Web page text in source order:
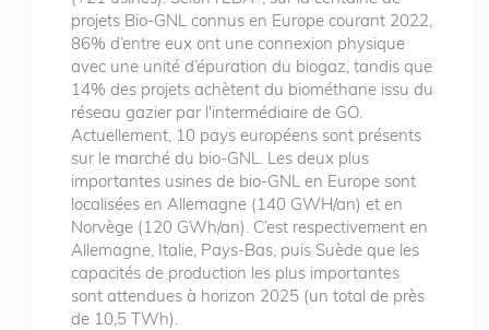
projets Bio-GNL connus en Europe courant 2022,
86% d’entre eux ont une connexion physique
avec une unité d’épuration du biogaz, tandis que
14% des projets achètent du biométhane issu du
réseau gazier par l'intermédiaire de GO.
Actuellement, 10 pays européens sont présents
sur le marché du bio-GNL. Les deux plus
importantes usines de bio-GNL en Europe sont
localisées en Allemagne (140 GWH/an) et en
Norvège (120 GWh/an). C’est respectivement en
Allemagne, Italie, Pays-Bas, puis Suède que les
capacités de production les plus importantes
sont attendues à horizon 2025 (un total de près
de 10,5 TWh).